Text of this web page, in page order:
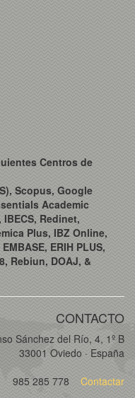
Centros de
Scopus, Google
Academic
Redinet,
Plus, IBZ Online,
ERIH PLUS,
Rebiun, DOAJ, &
CONTACTO
Sánchez del Río, 4, 1º B
33001 Oviedo · España
985 285 778
Contactar